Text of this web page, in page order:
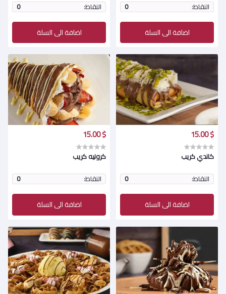
النقاط:
0
اضافة الى السلة
النقاط:
0
اضافة الى السلة
$ 15.00
كاندي كريب
النقاط:
0
اضافة الى السلة
$ 15.00
كرونيه كريب
النقاط:
0
اضافة الى السلة